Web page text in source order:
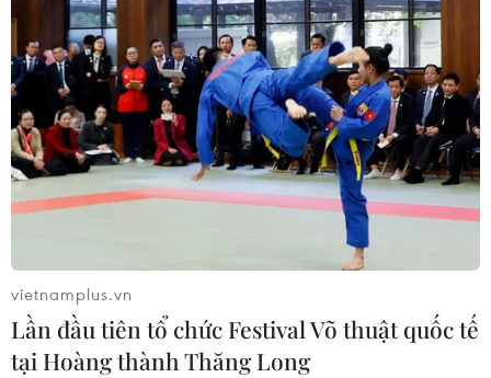
Giao bổ sung, điều chỉnh kế hoạch đầu tư
công trung hạn vốn ngân sách Trung ương
02/12/2024 12:57
Phó Thủ tướng điều chỉnh thông tin dự án, giao, điều
chỉnh kế hoạch đầu tư công trung hạn vốn ngân sách
nội bộ của bộ, cơ quan TW và địa phương.
vietnamplus.vn
Lần đầu tiên tổ chức Festival Võ thuật quốc tế
tại Hoàng thành Thăng Long